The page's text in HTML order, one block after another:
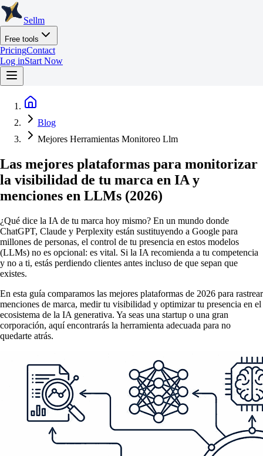
Sellm
Free tools
PricingContact
Log inStart Now
Blog
Mejores Herramientas Monitoreo Llm
Las mejores plataformas para monitorizar
la visibilidad de tu marca en IA y
menciones en LLMs (2026)
¿Qué dice la IA de tu marca hoy mismo? En un mundo donde
ChatGPT, Claude y Perplexity están sustituyendo a Google para
millones de personas, el control de tu presencia en estos modelos
(LLMs) no es opcional: es vital. Si la IA recomienda a tu competencia
y no a ti, estás perdiendo clientes antes incluso de que sepan que
existes.
En esta guía comparamos las mejores plataformas de 2026 para rastrear
menciones de marca, medir tu visibilidad y optimizar tu presencia en el
ecosistema de la IA generativa. Ya seas una startup o una gran
corporación, aquí encontrarás la herramienta adecuada para no
quedarte atrás.